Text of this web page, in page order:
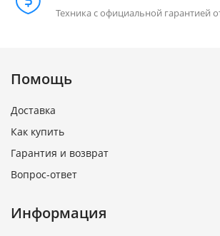
Техника с официальной гарантией
Помощь
Доставка
Как купить
Гарантия и возврат
Вопрос-ответ
Информация